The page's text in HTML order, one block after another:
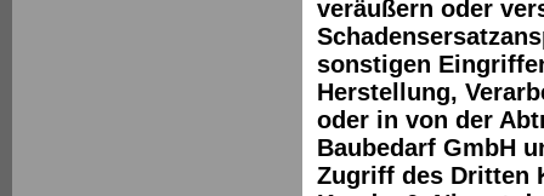
veräußern oder
sonstigen
Herstellung,
oder in von der
Baubedarf GmbH
Zugriff des Dritten